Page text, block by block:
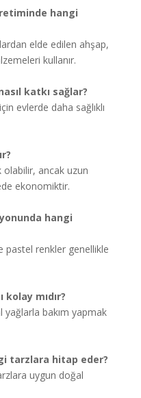
hangi
elde edilen ahşap,
kullanır.
katkı sağlar?
evlerde daha sağlıklı
olabilir, ancak uzun
ekonomiktir.
hangi
pastel renkler genellikle
kolay mıdır?
bakım yapmak
tarzlara hitap eder?
uygun doğal